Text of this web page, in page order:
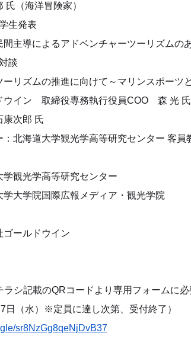
（海洋冒険家）
生発表
主導によるアドベンチャーツーリズムのあ
談
リズムの推進に向けて～マリンスポーツ
イン 取締役専務執行役員COO 森 光 氏
次郎 氏
北海道大学観光学高等研究センター 客員
観光学高等研究センター
国際広報メディア・観光学院
ールドウイン
シ記載のQRコードより専用フォームに必
（水）※定員に達し次第、受付終了）
sr8NzGg8qeNjDvB37